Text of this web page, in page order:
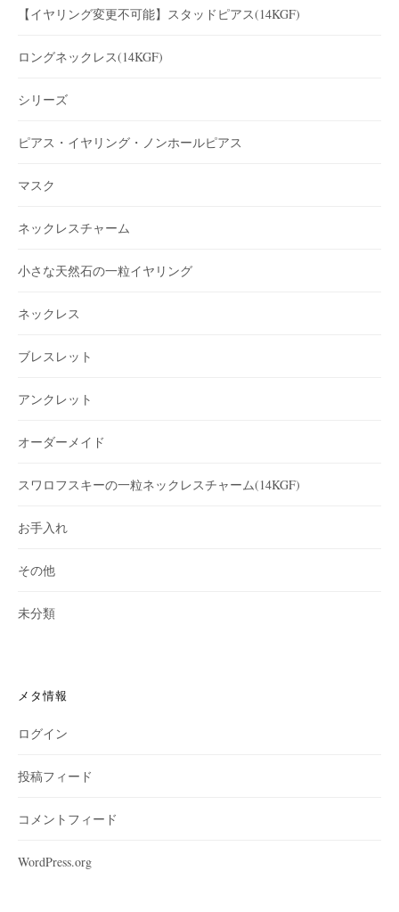
【イヤリング変更不可能】スタッドピアス(14KGF)
ロングネックレス(14KGF)
シリーズ
ピアス・イヤリング・ノンホールピアス
マスク
ネックレスチャーム
小さな天然石の一粒イヤリング
ネックレス
ブレスレット
アンクレット
オーダーメイド
スワロフスキーの一粒ネックレスチャーム(14KGF)
お手入れ
その他
未分類
メタ情報
ログイン
投稿フィード
コメントフィード
WordPress.org